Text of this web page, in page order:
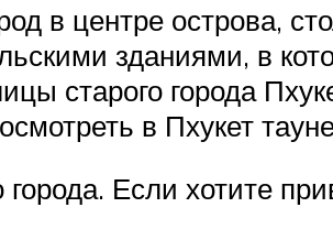
в центре острова,
зданиями, в
старого города
в Пхукет
Если хотите